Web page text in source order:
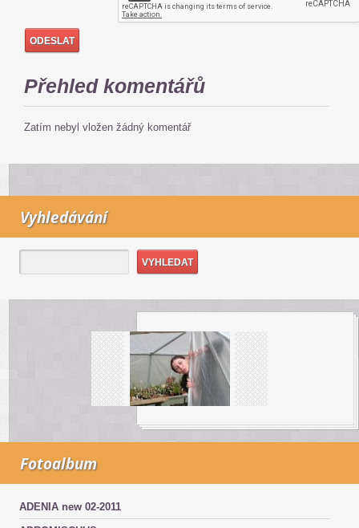
Přehled komentářů
Zatím nebyl vložen žádný komentář
Vyhledávání
Fotoalbum
ADENIA new 02-2011